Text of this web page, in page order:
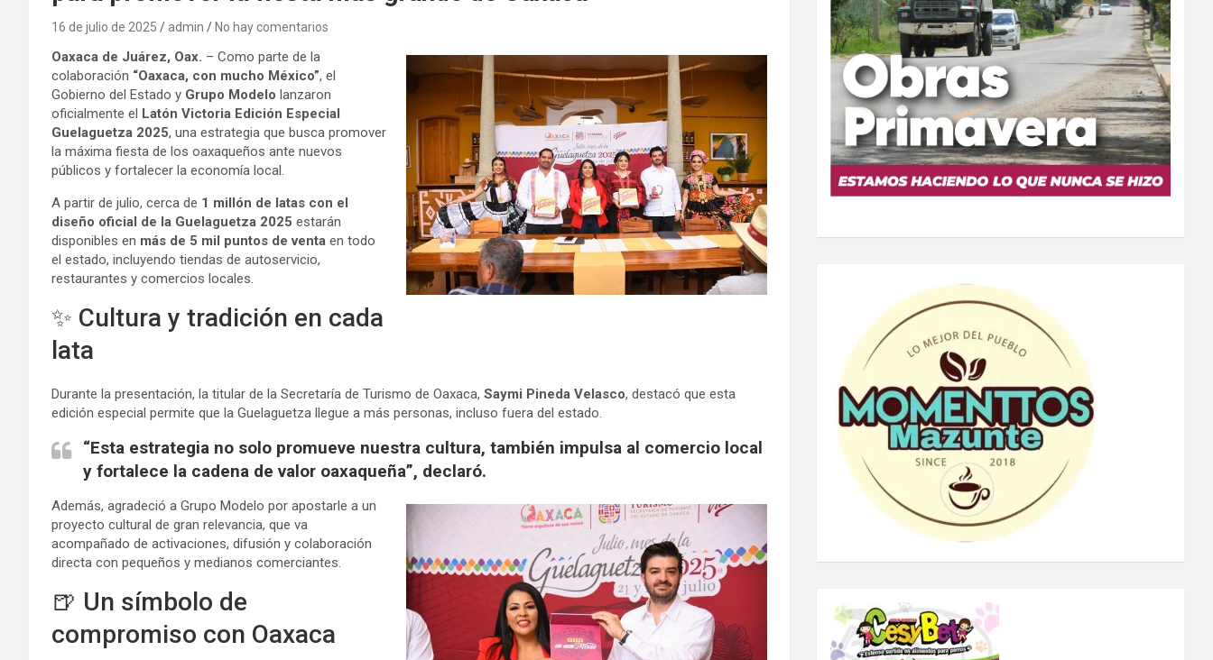
16 de julio de 2025 admin No hay comentarios
Oaxaca de Juárez, Oax. – Como parte de la
colaboración “Oaxaca, con mucho México”, el
Gobierno del Estado y Grupo Modelo lanzaron
oficialmente el Latón Victoria Edición Especial
Guelaguetza 2025, una estrategia que busca promover
la máxima fiesta de los oaxaqueños ante nuevos
públicos y fortalecer la economía local.
A partir de julio, cerca de 1 millón de latas con el
diseño oficial de la Guelaguetza 2025 estarán
disponibles en más de 5 mil puntos de venta en todo
el estado, incluyendo tiendas de autoservicio,
restaurantes y comercios locales.
✨ Cultura y tradición en cada
lata
Durante la presentación, la titular de la Secretaría de Turismo de Oaxaca, Saymi Pineda Velasco, destacó que esta
edición especial permite que la Guelaguetza llegue a más personas, incluso fuera del estado.
“Esta estrategia no solo promueve nuestra cultura, también impulsa al comercio local
y fortalece la cadena de valor oaxaqueña”, declaró.
Además, agradeció a Grupo Modelo por apostarle a un
proyecto cultural de gran relevancia, que va
acompañado de activaciones, difusión y colaboración
directa con pequeños y medianos comerciantes.
🍺 Un símbolo de
compromiso con Oaxaca